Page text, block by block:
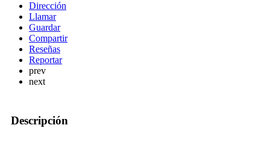
Dirección
Llamar
Guardar
Compartir
Reseñas
Reportar
prev
next
Descripción